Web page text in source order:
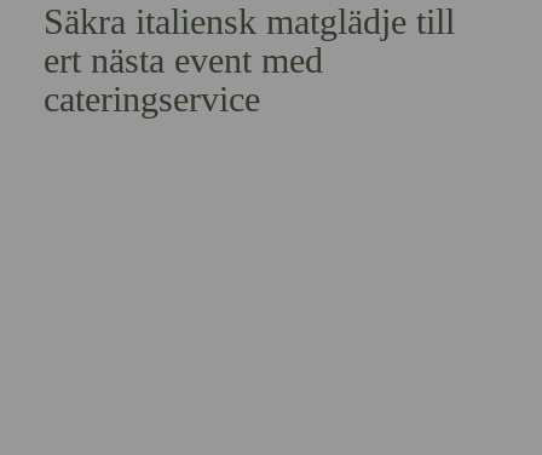
Säkra italiensk matglädje till
ert nästa event med
cateringservice